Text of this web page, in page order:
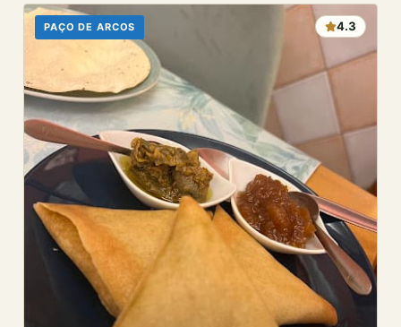
PAÇO DE ARCOS 4.3